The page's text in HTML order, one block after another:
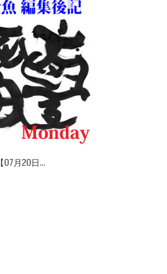
【07月20日...